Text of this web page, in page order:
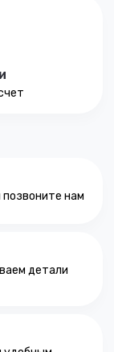
позвоните нам
детали